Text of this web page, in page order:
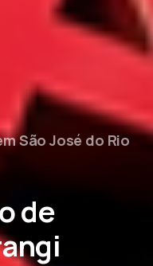
São José do Rio
de